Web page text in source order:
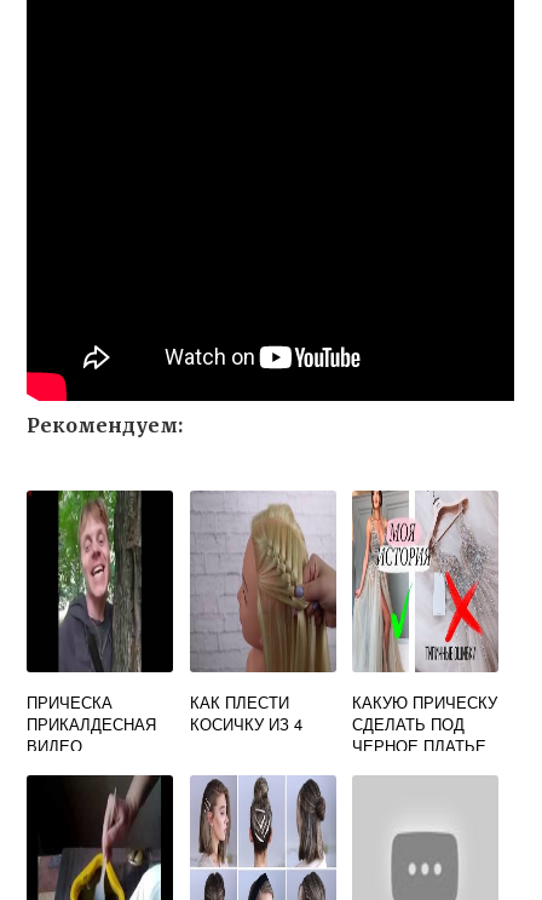
Рекомендуем:
ПРИЧЕСКА
ПРИКАЛДЕСНАЯ
ВИДЕО
КАК ПЛЕСТИ
КОСИЧКУ ИЗ 4
КАКУЮ ПРИЧЕСКУ
СДЕЛАТЬ ПОД
ЧЕРНОЕ ПЛАТЬЕ